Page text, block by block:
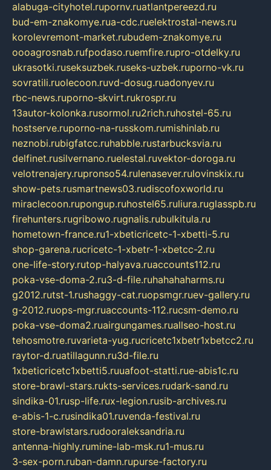
alabuga-cityhotel.rupornv.ruatlantpereezd.ru
bud-em-znakomye.rua-cdc.ruelektrostal-news.ru
korolevremont-market.rubudem-znakomye.ru
oooagrosnab.rufpodaso.ruemfire.rupro-otdelky.ru
ukrasotki.ruseksuzbek.ruseks-uzbek.ruporno-vk.ru
sovratili.ruolecoon.ruvd-dosug.ruadonyev.ru
rbc-news.ruporno-skvirt.rukrospr.ru
13autor-kolonka.rusormol.ru2rich.ruhostel-65.ru
hostserve.ruporno-na-russkom.rumishinlab.ru
neznobi.rubigfatcc.ruhabble.rustarbucksvia.ru
delfinet.rusilvernano.ruelestal.ruvektor-doroga.ru
velotrenajery.rupronso54.rulenasever.rulovinskix.ru
show-pets.rusmartnews03.rudiscofoxworld.ru
miraclecoon.rupongup.ruhostel65.ruliura.ruglasspb.ru
firehunters.rugribowo.rugnalis.rubulkitula.ru
hometown-france.ru1-xbeticricetc-1-xbetti-5.ru
shop-garena.rucricetc-1-xbetr-1-xbetcc-2.ru
one-life-story.rutop-halyava.ruaccounts112.ru
poka-vse-doma-2.ru3-d-file.ruhahahaharms.ru
g2012.rutst-1.rushaggy-cat.ruopsmgr.ruev-gallery.ru
g-2012.ruops-mgr.ruaccounts-112.rucsm-demo.ru
poka-vse-doma2.ruairgungames.ruallseo-host.ru
tehosmotre.ruvarieta-yug.rucricetc1xbetr1xbetcc2.ru
raytor-d.ruatillagunn.ru3d-file.ru
1xbeticricetc1xbetti5.ruuafoot-statti.rue-abis1c.ru
store-brawl-stars.rukts-services.rudark-sand.ru
sindika-01.rusp-life.rux-legion.rusib-archives.ru
e-abis-1-c.rusindika01.ruvenda-festival.ru
store-brawlstars.rudooraleksandria.ru
antenna-highly.rumine-lab-msk.ru1-mus.ru
3-sex-porn.ruban-damn.rupurse-factory.ru